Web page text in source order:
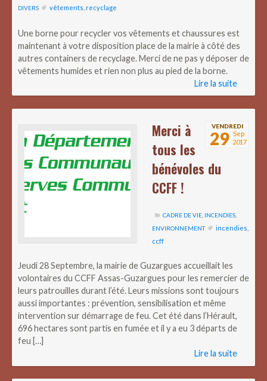
DIVERS
vêtements recyclage
Une borne pour recycler vos vêtements et chaussures est
maintenant à votre disposition place de la mairie à côté des
autres containers de recyclage. Merci de ne pas y déposer de
vêtements humides et rien non plus au pied de la borne.
Lire la suite
VENDREDI
29 Sep
2017
Merci à
tous les
bénévoles du
CCFF !
CADRE DE VIE INCENDIES
ENVIRONNEMENT
incendies
ccff
Jeudi 28 Septembre, la mairie de Guzargues accueillait les
volontaires du CCFF Assas-Guzargues pour les remercier de
leurs patrouilles durant l’été. Leurs missions sont toujours
aussi importantes : prévention, sensibilisation et même
intervention sur démarrage de feu. Cet été dans l’Hérault,
696 hectares sont partis en fumée et il y a eu 3 départs de
feu […]
Lire la suite